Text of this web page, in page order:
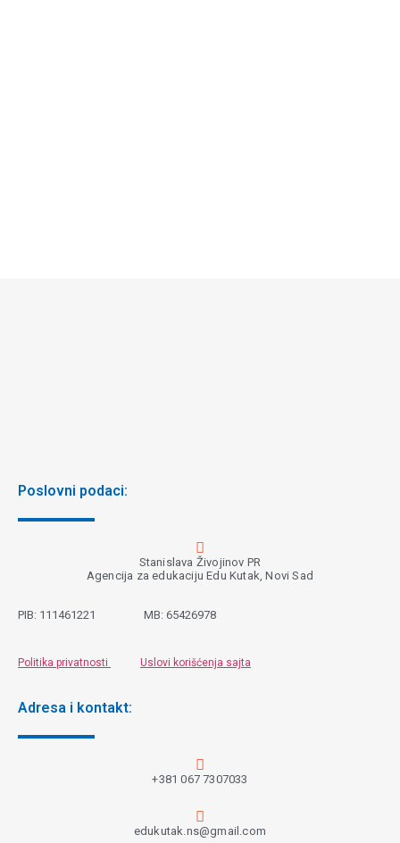
Poslovni podaci:
Stanislava Živojinov PR
Agencija za edukaciju Edu Kutak, Novi Sad
PIB: 111461221 MB: 65426978
Politika privatnosti Uslovi korišćenja sajta
Adresa i kontakt:
+381 067 7307033
edukutak.ns@gmail.com